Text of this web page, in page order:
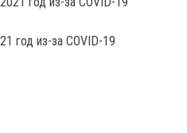
год из-за COVID-19